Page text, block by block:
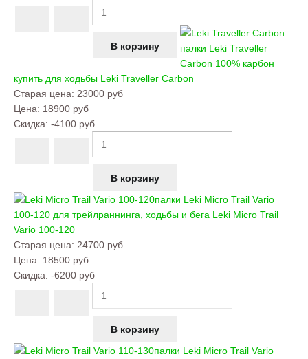
палки Leki Traveller
Carbon 100% карбон
купить для ходьбы Leki Traveller Carbon
Старая цена: 23000 руб
Цена: 18900 руб
Скидка: -4100 руб
палки Leki Micro Trail Vario
100-120 для трейлраннинга, ходьбы и бега Leki Micro Trail
Vario 100-120
Старая цена: 24700 руб
Цена: 18500 руб
Скидка: -6200 руб
палки Leki Micro Trail Vario